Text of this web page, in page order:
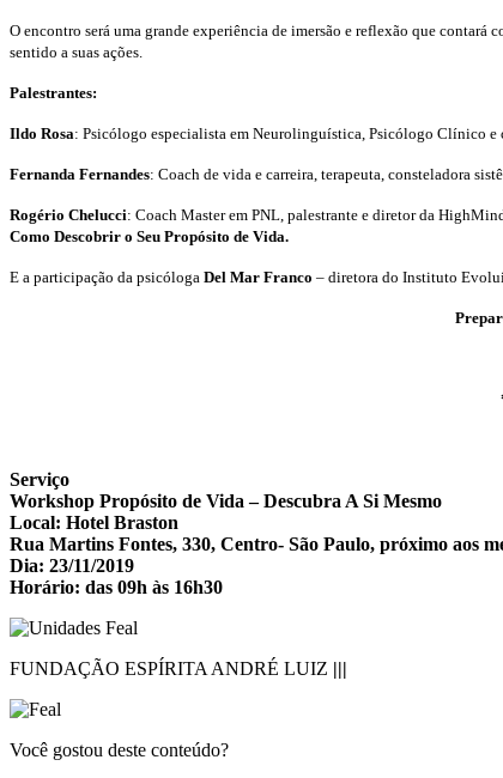
O encontro será uma grande experiência de imersão e reflexão que
sentido a suas ações.
Palestrantes:
Ildo Rosa: Psicólogo especialista em Neurolinguística, Psicólogo Clínico
Fernanda Fernandes: Coach de vida e carreira, terapeuta, consteladora
Rogério Chelucci: Coach Master em PNL, palestrante e diretor da
Como Descobrir o Seu Propósito de Vida.
E a participação da psicóloga Del Mar Franco – diretora do Instituto
Serviço
Workshop Propósito de Vida – Descubra A Si Mesmo
Local: Hotel Braston
Rua Martins Fontes, 330, Centro- São Paulo, próximo aos
Dia: 23/11/2019
Horário: das 09h às 16h30
FUNDAÇÃO ESPÍRITA ANDRÉ LUIZ |||
Você gostou deste conteúdo?